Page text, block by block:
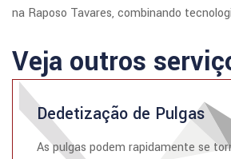
na Raposo Tavares, combinando
Veja outros
Dedetização de Pulgas
As pulgas podem rapidamente se